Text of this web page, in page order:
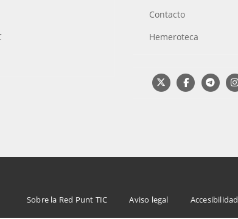
Contacto
Hemeroteca
Menu
Footer
Sobre la Red Punt TIC Aviso legal Accesibilidad